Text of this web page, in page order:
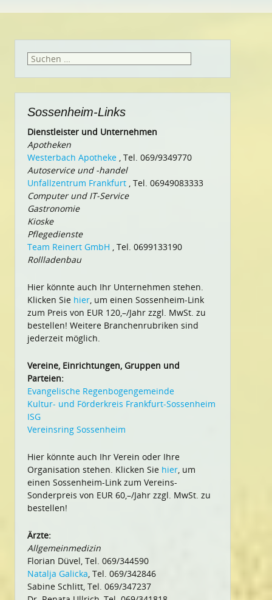
Suchen
Sossenheim-Links
Dienstleister und Unternehmen
Apotheken
Westerbach Apotheke , Tel. 069/9349770
Autoservice und -handel
Unfallzentrum Frankfurt , Tel. 06949083333
Computer und IT-Service
Gastronomie
Kioske
Pflegedienste
Team Reinert GmbH , Tel. 0699133190
Rollladenbau
Hier könnte auch Ihr Unternehmen stehen.
Klicken Sie hier, um einen Sossenheim-Link
zum Preis von EUR 120,–/Jahr zzgl. MwSt. zu
bestellen! Weitere Branchenrubriken sind
jederzeit möglich.
Vereine, Einrichtungen, Gruppen und
Parteien:
Evangelische Regenbogengemeinde
Kultur- und Förderkreis Frankfurt-Sossenheim
ISG
Vereinsring Sossenheim
Hier könnte auch Ihr Verein oder Ihre
Organisation stehen. Klicken Sie hier, um
einen Sossenheim-Link zum Vereins-
Sonderpreis von EUR 60,–/Jahr zzgl. MwSt. zu
bestellen!
Ärzte:
Allgemeinmedizin
Florian Düvel, Tel. 069/344590
Natalja Galicka, Tel. 069/342846
Sabine Schlitt, Tel. 069/347237